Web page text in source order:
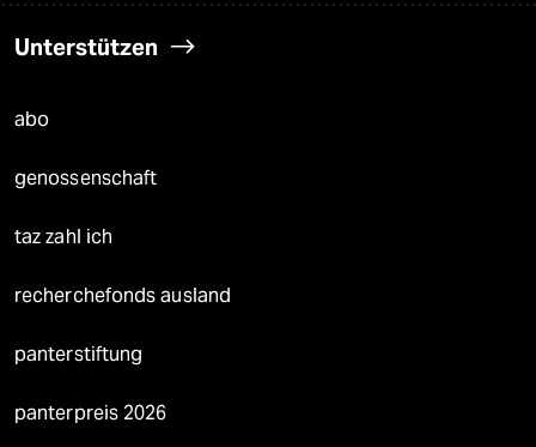
Unterstützen
abo
genossenschaft
taz zahl ich
recherchefonds ausland
panterstiftung
panterpreis 2026